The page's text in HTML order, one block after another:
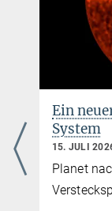
Ein
System
15. JULI
Planet